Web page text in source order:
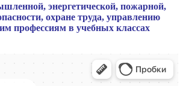
энергетической, пожарной,
охране труда, управлению
профессиям в учебных классах